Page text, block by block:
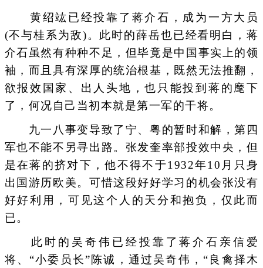
黄绍竑已经投靠了蒋介石，成为一方大员
(不与桂系为敌)。此时的薛岳也已经看明白，蒋
介石虽然有种种不足，但毕竟是中国事实上的领
袖，而且具有深厚的统治根基，既然无法推翻，
欲报效国家、出人头地，也只能投到蒋的麾下
了，何况自己当初本就是第一军的干将。
九一八事变导致了宁、粤的暂时和解，第四
军也不能不另寻出路。张发奎率部投效中央，但
是在蒋的挤对下，他不得不于1932年10月只身
出国游历欧美。可惜这段好好学习的机会张没有
好好利用，可见这个人的天分和抱负，仅此而
已。
此时的吴奇伟已经投靠了蒋介石亲信爱
将、“小委员长”陈诚，通过吴奇伟，“良禽择木